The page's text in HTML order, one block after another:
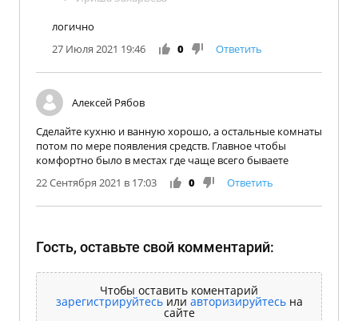
логично
27 Июля 2021 19:46
0 Ответить
Алексей Рябов
Сделайте кухню и ванную хорошо, а остальные комнаты
потом по мере появления средств. Главное чтобы
комфортно было в местах где чаще всего бываете
22 Сентября 2021 в 17:03
0 Ответить
Гость, оставьте свой комментарий:
Чтобы оставить коментарий
зарегистрируйтесьили авторизируйтесьна
сайте